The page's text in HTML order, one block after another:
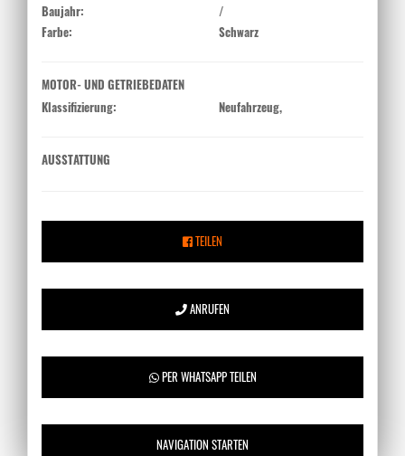
Baujahr:
/
Farbe:
Schwarz
MOTOR- UND GETRIEBEDATEN
Klassifizierung:
Neufahrzeug,
AUSSTATTUNG
TEILEN
ANRUFEN
PER WHATSAPP TEILEN
NAVIGATION STARTEN